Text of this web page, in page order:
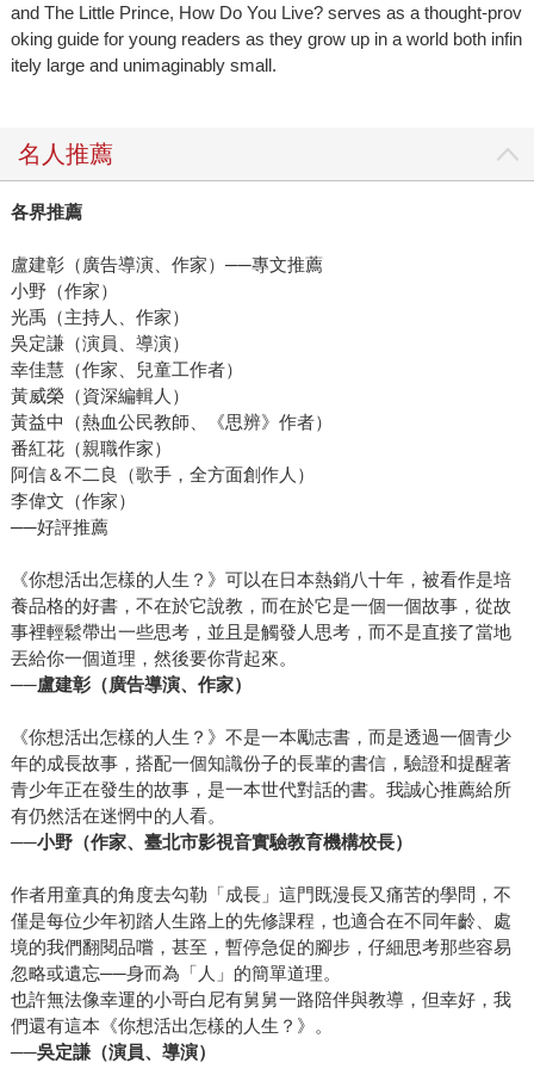
and The Little Prince, How Do You Live? serves as a thought-prov
oking guide for young readers as they grow up in a world both infin
itely large and unimaginably small.
名人推薦
各界推薦
盧建彰（廣告導演、作家）──專文推薦
小野（作家）
光禹（主持人、作家）
吳定謙（演員、導演）
幸佳慧（作家、兒童工作者）
黃威榮（資深編輯人）
黃益中（熱血公民教師、《思辨》作者）
番紅花（親職作家）
阿信＆不二良（歌手，全方面創作人）
李偉文（作家）
──好評推薦
《你想活出怎樣的人生？》可以在日本熱銷八十年，被看作是培
養品格的好書，不在於它說教，而在於它是一個一個故事，從故
事裡輕鬆帶出一些思考，並且是觸發人思考，而不是直接了當地
丟給你一個道理，然後要你背起來。
──盧建彰（廣告導演、作家）
《你想活出怎樣的人生？》不是一本勵志書，而是透過一個青少
年的成長故事，搭配一個知識份子的長輩的書信，驗證和提醒著
青少年正在發生的故事，是一本世代對話的書。我誠心推薦給所
有仍然活在迷惘中的人看。
──小野（作家、臺北市影視音實驗教育機構校長）
作者用童真的角度去勾勒「成長」這門既漫長又痛苦的學問，不
僅是每位少年初踏人生路上的先修課程，也適合在不同年齡、處
境的我們翻閱品嚐，甚至，暫停急促的腳步，仔細思考那些容易
忽略或遺忘──身而為「人」的簡單道理。
也許無法像幸運的小哥白尼有舅舅一路陪伴與教導，但幸好，我
們還有這本《你想活出怎樣的人生？》。
──吳定謙（演員、導演）